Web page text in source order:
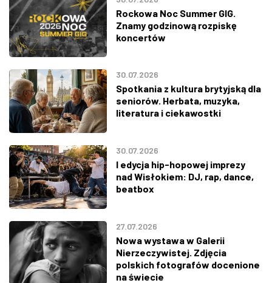
Rockowa Noc Summer GIG.
Znamy godzinową rozpiskę
koncertów
30.07.2026
Spotkania z kultura brytyjską dla
seniorów. Herbata, muzyka,
literatura i ciekawostki
30.07.2026
I edycja hip-hopowej imprezy
nad Wisłokiem: DJ, rap, dance,
beatbox
27.07.2026
Nowa wystawa w Galerii
Nierzeczywistej. Zdjęcia
polskich fotografów docenione
na świecie